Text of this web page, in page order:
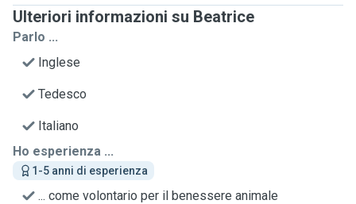
Ulteriori informazioni su Beatrice
Parlo ...
Inglese
Tedesco
Italiano
Ho esperienza ...
1-5 anni di esperienza
... come volontario per il benessere animale